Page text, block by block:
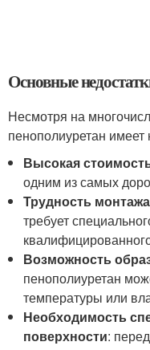
Основные
Несмотря на
пенополиуретан имеет
Высокая
одним из самых
Трудность монтажа
требует
Возможность
пенополиуретан
температуры или
Необходимость
поверхности: